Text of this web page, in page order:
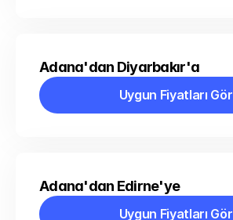
Adana'dan Diyarbakır'a
Uygun Fiyatları Gör
Uygun Fiyatları Gör
Adana'dan Edirne'ye
Uygun Fiyatları Gör